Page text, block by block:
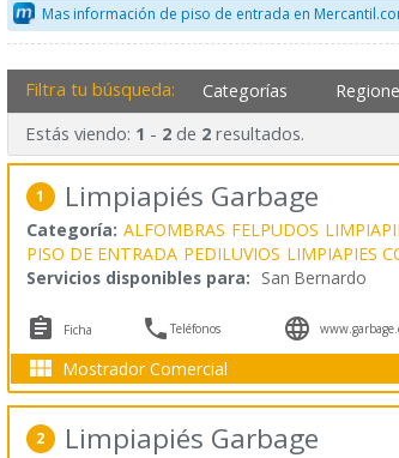
Mas información de piso de entrada en
Filtra tu búsqueda: Categorías
Estás viendo: 1 - 2de 2resultados.
1 Limpiapiés Garbage
Categoría: ALFOMBRAS FELPUDOS
PISO DE ENTRADA PEDILUVIOS LIMPIAPIES
Servicios disponibles para: San Bernardo
 Ficha Teléfonos 
 Mostrador Comercial
2 Limpiapiés Garbage